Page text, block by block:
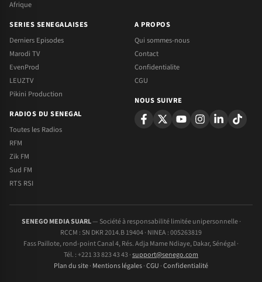
Afrique
SERIES SENEGALAISES
Derniers Episodes
Marodi TV
EvenProd
LEUZTV
Pikini Production
RADIOS DU SENEGAL
Toutes les Radios
RFM
Zik FM
Sud FM
RTS RSI
A PROPOS
Qui sommes-nous
Contact
Confidentialite
CGU
NOUS SUIVRE
SENEGO MEDIA SUARL— Société à responsabilité limitée unipersonnelle ·
RCCM : SN DKR 2014.B 19404 · NINEA : 005263819
Fass Paillote, rond-point Canal 4, Rés. Adja Mame Ndiaye, Dakar, Sénégal ·
Tél. : +221 33 823 43 43 ·support@senego.com
Plan du site· Mentions légales·CGU ·Confidentialité